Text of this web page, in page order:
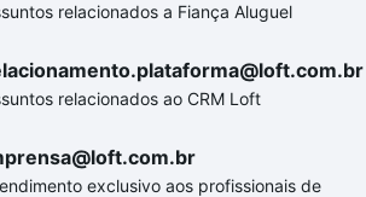
relacionados a Fiança Aluguel
relacionados ao CRM Loft
exclusivo aos profissionais de